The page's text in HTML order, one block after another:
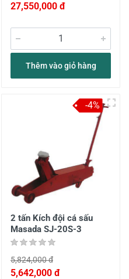
27,550,000 đ
Thêm vào giỏ hàng
2 tấn Kích đội cá sấu
Masada SJ-20S-3
5,824,000 đ
5,642,000 đ
-4%